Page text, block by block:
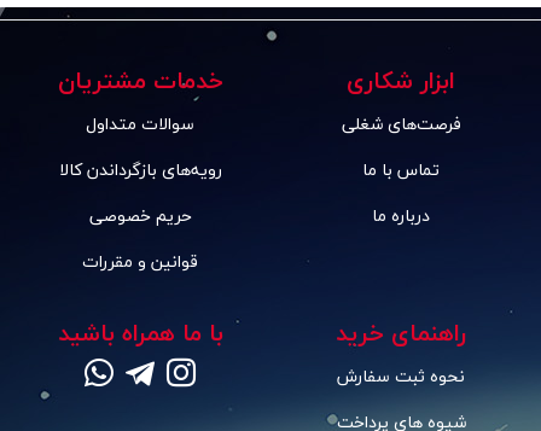
ابزار شکاری
فرصت‌های شغلی
تماس با ما
درباره ما
خدمات مشتریان
سوالات متداول
رویه‌های بازگرداندن کالا
حریم خصوصی
قوانین و مقررات
راهنمای خرید
نحوه ثبت سفارش
شیوه های پرداخت
با ما همراه باشید